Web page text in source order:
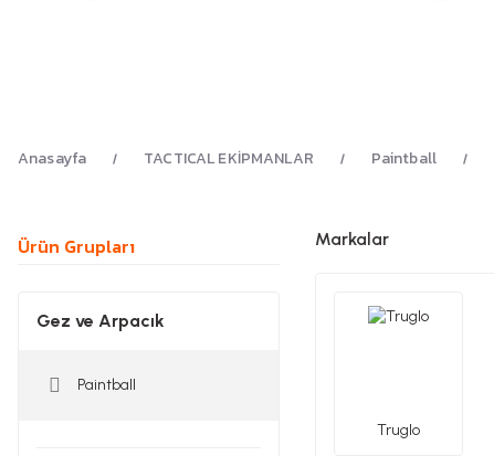
Anasayfa TACTICAL EKİPMANLAR Paintball
Ürün Grupları
Gez ve Arpacık
Paintball
Markalar
Truglo